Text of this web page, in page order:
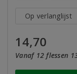
Op verlanglijst
14,70
Vanaf 12 flessen